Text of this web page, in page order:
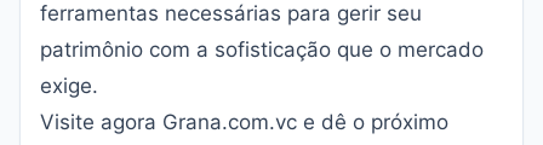
ferramentas necessárias para gerir seu
patrimônio com a sofisticação que o mercado
exige.
Visite agora Grana.com.vc e dê o próximo